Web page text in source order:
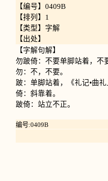
【编号】0409B
【排列】1
【类型】字解
【出处】
【字解句解】
勿跛倚：不要单脚站着，不
勿：不，不要。
跛：单脚站着，《礼记•曲礼
倚：斜靠着。
跛倚：站立不正。
编号:0409B